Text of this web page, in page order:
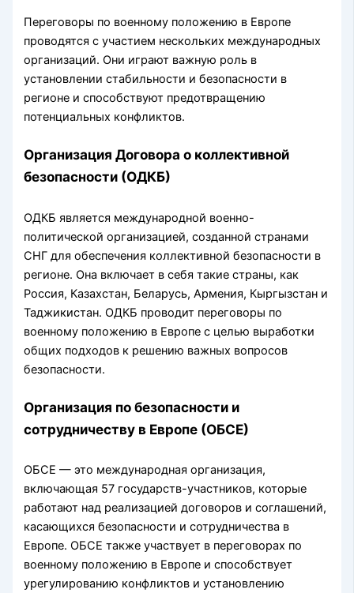
Переговоры по военному положению в Европе
проводятся с участием нескольких международных
организаций. Они играют важную роль в
установлении стабильности и безопасности в
регионе и способствуют предотвращению
потенциальных конфликтов.
Организация Договора о коллективной
безопасности (ОДКБ)
ОДКБ является международной военно-
политической организацией, созданной странами
СНГ для обеспечения коллективной безопасности в
регионе. Она включает в себя такие страны, как
Россия, Казахстан, Беларусь, Армения, Кыргызстан и
Таджикистан. ОДКБ проводит переговоры по
военному положению в Европе с целью выработки
общих подходов к решению важных вопросов
безопасности.
Организация по безопасности и
сотрудничеству в Европе (ОБСЕ)
ОБСЕ — это международная организация,
включающая 57 государств-участников, которые
работают над реализацией договоров и соглашений,
касающихся безопасности и сотрудничества в
Европе. ОБСЕ также участвует в переговорах по
военному положению в Европе и способствует
урегулированию конфликтов и установлению